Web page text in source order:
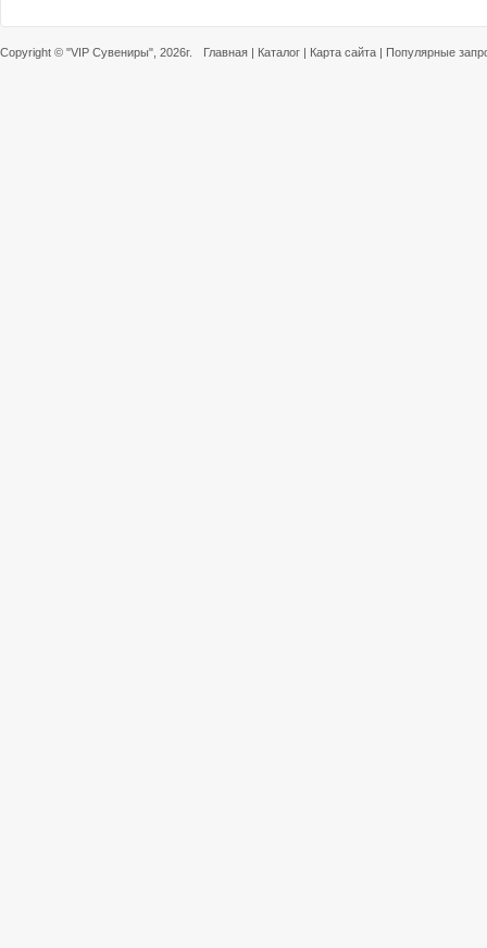
Copyright © "VIP Сувениры" , 2026г. Главная | Каталог | Карта сайта | Популярные